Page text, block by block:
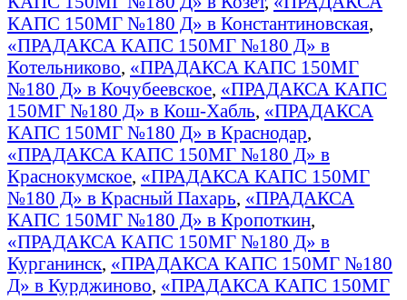
КАПС 150МГ №180 Д» в Константиновская,
«ПРАДАКСА КАПС 150МГ №180 Д» в
Котельниково, «ПРАДАКСА КАПС 150МГ
№180 Д» в Кочубеевское, «ПРАДАКСА КАПС
150МГ №180 Д» в Кош-Хабль, «ПРАДАКСА
КАПС 150МГ №180 Д» в Краснодар,
«ПРАДАКСА КАПС 150МГ №180 Д» в
Краснокумское, «ПРАДАКСА КАПС 150МГ
№180 Д» в Красный Пахарь, «ПРАДАКСА
КАПС 150МГ №180 Д» в Кропоткин,
«ПРАДАКСА КАПС 150МГ №180 Д» в
Курганинск, «ПРАДАКСА КАПС 150МГ №180
Д» в Курджиново, «ПРАДАКСА КАПС 150МГ